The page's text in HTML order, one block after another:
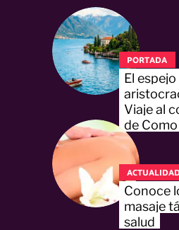
PORTADA
El espejo
Viaje al
de Como
Conoce
masaje
salud